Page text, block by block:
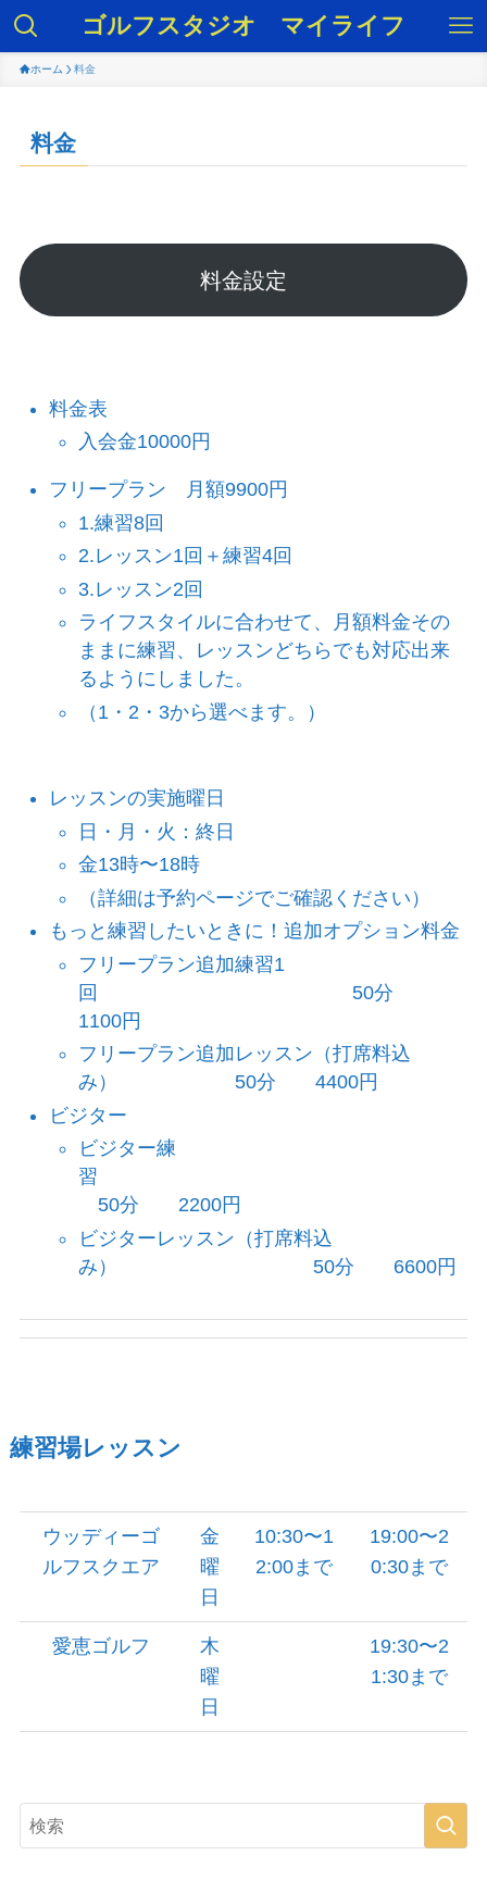
ゴルフスタジオ マイライフ
ホーム 料金
料金
料金設定
料金表
入会金10000円
フリープラン 月額9900円
1.練習8回
2.レッスン1回＋練習4回
3.レッスン2回
ライフスタイルに合わせて、月額料金その
ままに練習、レッスンどちらでも対応出来
るようにしました。
（1・2・3から選べます。）
レッスンの実施曜日
日・月・火：終日
金13時〜18時
（詳細は予約ページでご確認ください）
もっと練習したいときに！追加オプション料金
フリープラン追加練習1
回 50分
1100円
フリープラン追加レッスン（打席料込
み） 50分 4400円
ビジター
ビジター練
習
50分 2200円
ビジターレッスン（打席料込
み） 50分 6600円
練習場レッスン
ウッディーゴ
ルフスクエア
金
曜
日
10:30〜1
2:00まで
19:00〜2
0:30まで
愛恵ゴルフ
木
曜
日
19:30〜2
1:30まで